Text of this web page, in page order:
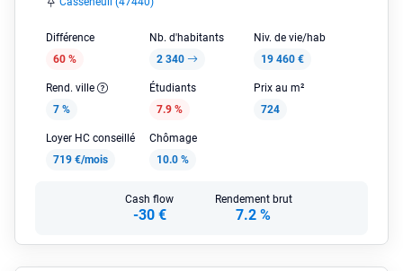
Différence
60 %
Nb. d'habitants
2 340
Niv. de vie/hab
19 460 €
Rend. ville
7 %
Étudiants
7.9 %
Prix au m²
724
Loyer HC conseillé
719 €/mois
Chômage
10.0 %
Cash flow
-30 €
Rendement brut
7.2 %